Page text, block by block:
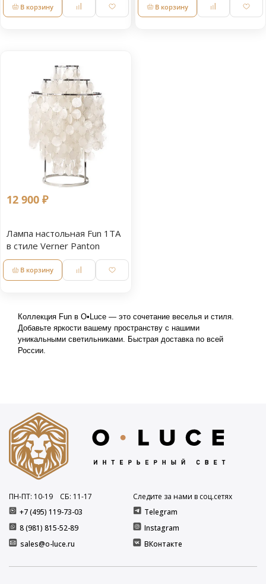
В корзину В корзину
12 900 ₽
Лампа настольная Fun 1TA
в стиле Verner Panton
В корзину
Коллекция Fun в O•Luce — это сочетание веселья и стиля.
Добавьте яркости вашему пространству с нашими
уникальными светильниками. Быстрая доставка по всей
России.
+7 (495) 119-73-03
8 (981) 815-52-89
ПН-ПТ: 10-19 СБ: 11-17
sales@o-luce.ru
Следите за нами в соц.сетях
Telegram
Instagram
ВКонтакте